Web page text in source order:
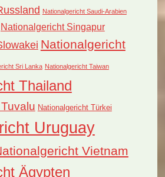
Nationalgericht Saudi-Arabien
Nationalgericht Singapur
Nationalgericht
Sri Lanka Nationalgericht Taiwan
Thailand
Nationalgericht Türkei
Uruguay
Vietnam
Ägypten